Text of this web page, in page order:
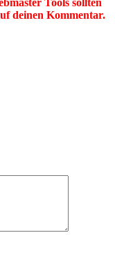
Tools sollten
deinen Kommentar.